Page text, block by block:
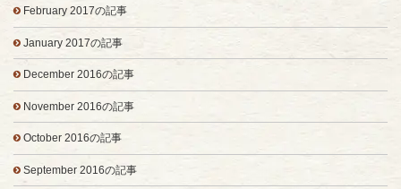
February 2017の記事
January 2017の記事
December 2016の記事
November 2016の記事
October 2016の記事
September 2016の記事